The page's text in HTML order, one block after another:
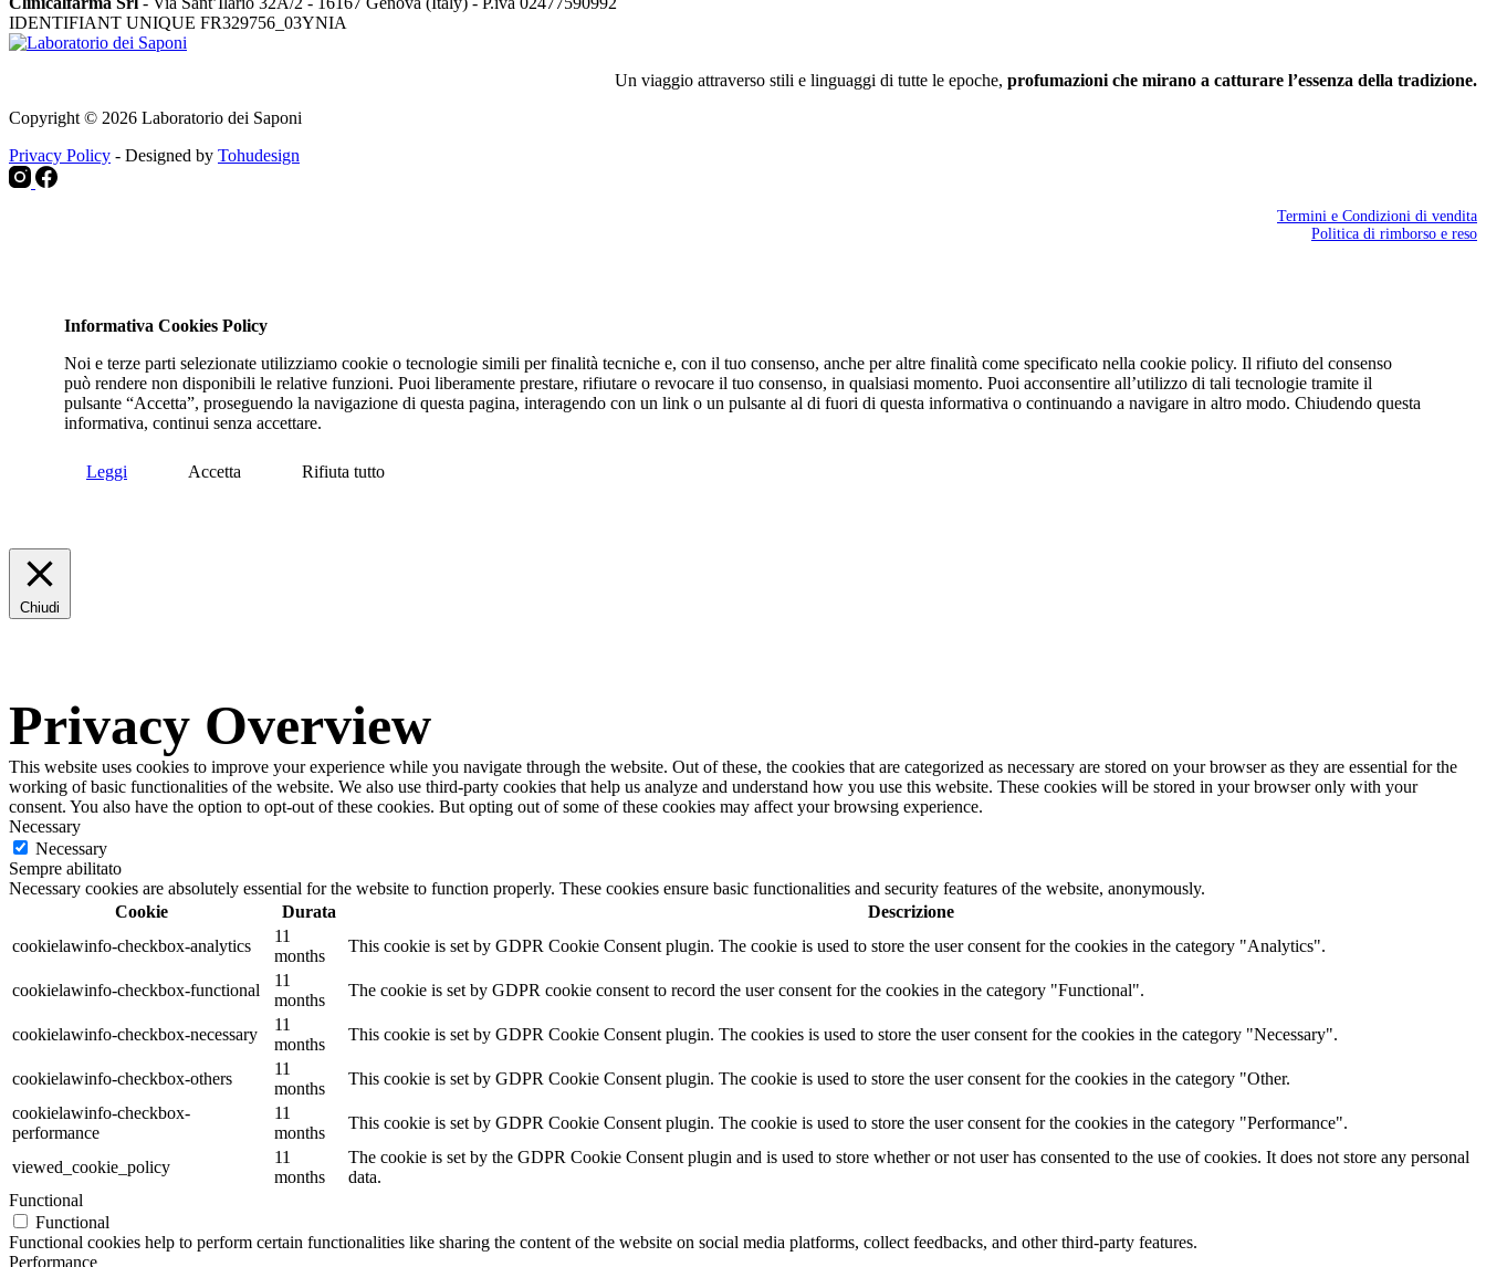
IDENTIFIANT UNIQUE FR329756_03YNIA
Un viaggio attraverso stili e linguaggi di tutte le epoche, profumazioni che mirano a catturare l’essenza della tradizione.
Copyright © 2026 Laboratorio dei Saponi
Privacy Policy - Designed by Tohudesign
Termini e Condizioni di vendita
Politica di rimborso e reso
Informativa Cookies Policy
Noi e terze parti selezionate utilizziamo cookie o tecnologie simili per finalità tecniche e, con il tuo consenso, anche per altre finalità come specificato nella cookie policy. Il rifiuto del consenso
può rendere non disponibili le relative funzioni. Puoi liberamente prestare, rifiutare o revocare il tuo consenso, in qualsiasi momento. Puoi acconsentire all’utilizzo di tali tecnologie tramite il
pulsante “Accetta”, proseguendo la navigazione di questa pagina, interagendo con un link o un pulsante al di fuori di questa informativa o continuando a navigare in altro modo. Chiudendo questa
informativa, continui senza accettare.
Leggi Accetta Rifiuta tutto
Chiudi
Privacy Overview
This website uses cookies to improve your experience while you navigate through the website. Out of these, the cookies that are categorized as necessary are stored on your browser as they are essential for the
working of basic functionalities of the website. We also use third-party cookies that help us analyze and understand how you use this website. These cookies will be stored in your browser only with your
consent. You also have the option to opt-out of these cookies. But opting out of some of these cookies may affect your browsing experience.
Necessary
Necessary
Sempre abilitato
Necessary cookies are absolutely essential for the website to function properly. These cookies ensure basic functionalities and security features of the website, anonymously.
Cookie
Durata
Descrizione
cookielawinfo-checkbox-analytics
11
months
This cookie is set by GDPR Cookie Consent plugin. The cookie is used to store the user consent for the cookies in the category "Analytics".
cookielawinfo-checkbox-functional
11
months
The cookie is set by GDPR cookie consent to record the user consent for the cookies in the category "Functional".
cookielawinfo-checkbox-necessary
11
months
This cookie is set by GDPR Cookie Consent plugin. The cookies is used to store the user consent for the cookies in the category "Necessary".
cookielawinfo-checkbox-others
11
months
This cookie is set by GDPR Cookie Consent plugin. The cookie is used to store the user consent for the cookies in the category "Other.
cookielawinfo-checkbox-
performance
11
months
This cookie is set by GDPR Cookie Consent plugin. The cookie is used to store the user consent for the cookies in the category "Performance".
viewed_cookie_policy
11
months
The cookie is set by the GDPR Cookie Consent plugin and is used to store whether or not user has consented to the use of cookies. It does not store any personal
data.
Functional
Functional
Functional cookies help to perform certain functionalities like sharing the content of the website on social media platforms, collect feedbacks, and other third-party features.
Performance